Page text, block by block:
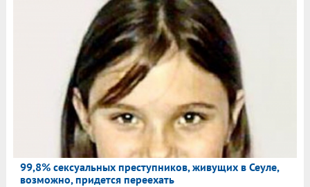
99,8% сексуальных преступников, живущих в Сеуле,
возможно, придется переехать